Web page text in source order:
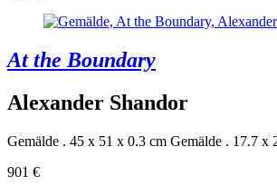
At the Boundary
Alexander Shandor
Gemälde . 45 x 51 x 0.3 cm Gemälde . 17.7 x
901 €